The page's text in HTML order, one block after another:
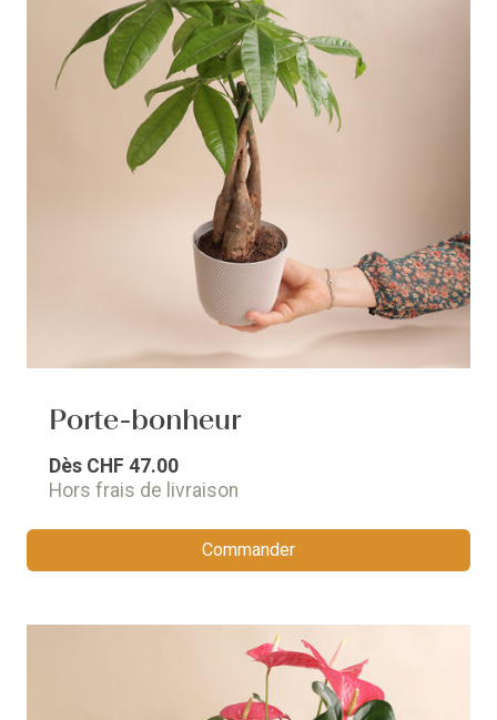
Porte-bonheur
Dès CHF 47.00
Hors frais de livraison
Commander